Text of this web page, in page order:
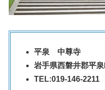
平泉 中尊寺
岩手県西磐井郡平
TEL:019-146-2211